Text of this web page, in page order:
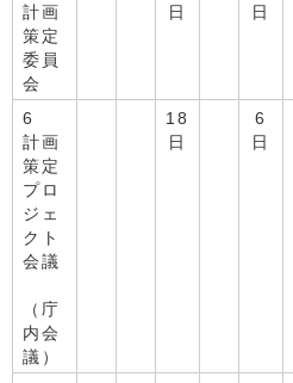
計画
策定
委員
会
日
日
6
計画
策定
プロ
ジェ
クト
会議
（庁
内会
議）
18
日
6
日